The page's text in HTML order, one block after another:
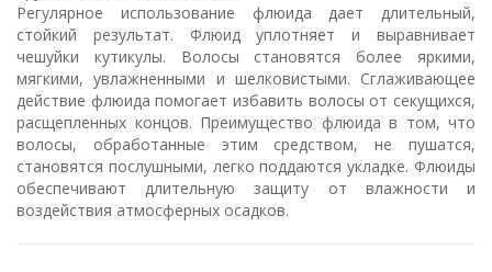
Регулярное использование флюида дает длительный,
стойкий результат. Флюид уплотняет и выравнивает
чешуйки кутикулы. Волосы становятся более яркими,
мягкими, увлажненными и шелковистыми. Сглаживающее
действие флюида помогает избавить волосы от секущихся,
расщепленных концов. Преимущество флюида в том, что
волосы, обработанные этим средством, не пушатся,
становятся послушными, легко поддаются укладке. Флюиды
обеспечивают длительную защиту от влажности и
воздействия атмосферных осадков.